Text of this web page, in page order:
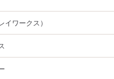
ワークス）